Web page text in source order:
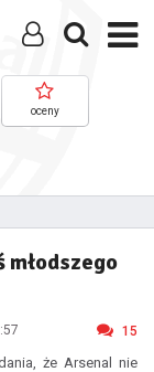
oceny
15
że Arsenal nie